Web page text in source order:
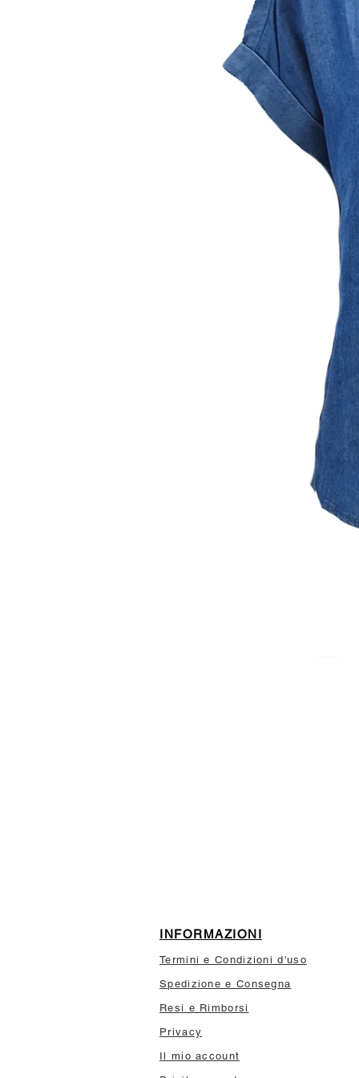
INFORMAZIONI
Termini e Condizioni d'uso
Spedizione e Consegna
Resi e Rimborsi
Privacy
Il mio account